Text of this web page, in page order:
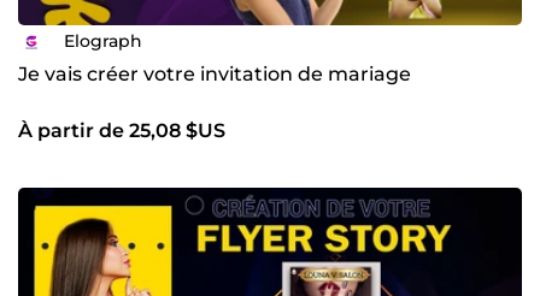
Elograph
Je vais créer votre invitation de mariage
À partir de 25,08 $US